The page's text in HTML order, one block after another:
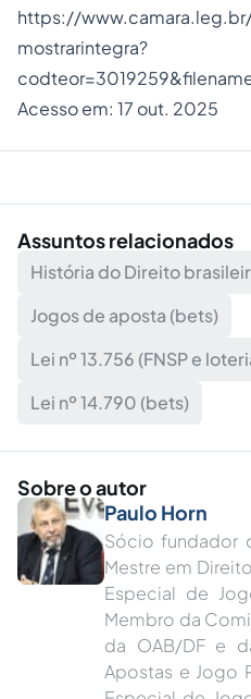
https://
mostrarintegra?
Acesso em: 17 out. 2025
Assuntos relacionados
História do Direito
Jogos de aposta (bets)
Lei nº 13.756 (FNSP e
Lei nº 14.790 (bets)
Sobre o autor
Paulo Horn
Sócio fundador
Mestre em
Especial de
Membro da
da OAB/DF e
Apostas e Jogo